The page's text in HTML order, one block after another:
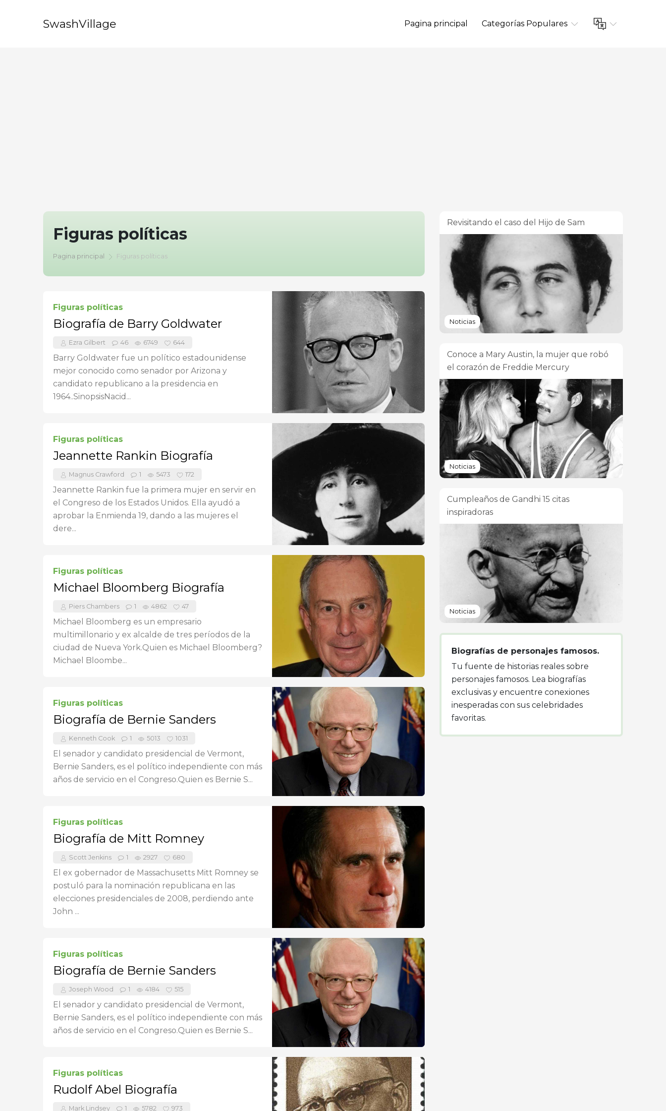
SwashVillage Pagina principal Categorías Populares
Figuras políticas
Pagina principal Figuras políticas
Figuras políticas
Biografía de Barry Goldwater
Ezra Gilbert 46 6749 644
Barry Goldwater fue un político estadounidense
mejor conocido como senador por Arizona y
candidato republicano a la presidencia en
1964..SinopsisNacid...
Figuras políticas
Jeannette Rankin Biografía
Magnus Crawford 1 5473 172
Jeannette Rankin fue la primera mujer en servir en
el Congreso de los Estados Unidos. Ella ayudó a
aprobar la Enmienda 19, dando a las mujeres el
dere...
Figuras políticas
Michael Bloomberg Biografía
Piers Chambers 1 4862 47
Michael Bloomberg es un empresario
multimillonario y ex alcalde de tres períodos de la
ciudad de Nueva York.Quien es Michael Bloomberg?
Michael Bloombe...
Figuras políticas
Biografía de Bernie Sanders
Kenneth Cook 1 5013 1031
El senador y candidato presidencial de Vermont,
Bernie Sanders, es el político independiente con más
años de servicio en el Congreso.Quien es Bernie S...
Figuras políticas
Biografía de Mitt Romney
Scott Jenkins 1 2927 680
El ex gobernador de Massachusetts Mitt Romney se
postuló para la nominación republicana en las
elecciones presidenciales de 2008, perdiendo ante
John ...
Figuras políticas
Biografía de Bernie Sanders
Joseph Wood 1 4184 515
El senador y candidato presidencial de Vermont,
Bernie Sanders, es el político independiente con más
años de servicio en el Congreso.Quien es Bernie S...
Figuras políticas
Rudolf Abel Biografía
Mark Lindsey 1 5782 973
Revisitando el caso del Hijo de Sam
Noticias
Conoce a Mary Austin, la mujer que robó
el corazón de Freddie Mercury
Noticias
Cumpleaños de Gandhi 15 citas
inspiradoras
Noticias
Biografías de personajes famosos.
Tu fuente de historias reales sobre
personajes famosos. Lea biografías
exclusivas y encuentre conexiones
inesperadas con sus celebridades
favoritas.